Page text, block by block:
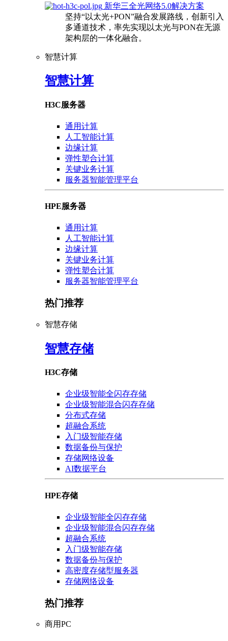
新华三全光网络5.0解决方案
坚持“以太光+PON”融合发展路线，创新引入
多通道技术，率先实现以太光与PON在无源
架构层的一体化融合。
智慧计算
智慧计算
H3C服务器
通用计算
人工智能计算
边缘计算
弹性塑合计算
关键业务计算
服务器智能管理平台
HPE服务器
通用计算
人工智能计算
边缘计算
关键业务计算
弹性塑合计算
服务器智能管理平台
热门推荐
智慧存储
智慧存储
H3C存储
企业级智能全闪存存储
企业级智能混合闪存存储
分布式存储
超融合系统
入门级智能存储
数据备份与保护
存储网络设备
AI数据平台
HPE存储
企业级智能全闪存存储
企业级智能混合闪存存储
超融合系统
入门级智能存储
数据备份与保护
高密度存储型服务器
存储网络设备
热门推荐
商用PC